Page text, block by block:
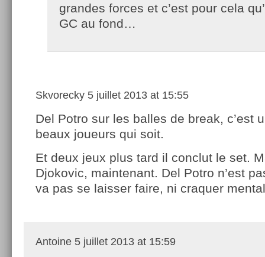
grandes forces et c’est pour cela
GC au fond…
Skvorecky 5 juillet 2013 at 15:55
Del Potro sur les balles de break, c’est
beaux joueurs qui soit.
Et deux jeux plus tard il conclut le set.
Djokovic, maintenant. Del Potro n’est
va pas se laisser faire, ni craquer
Antoine 5 juillet 2013 at 15:59